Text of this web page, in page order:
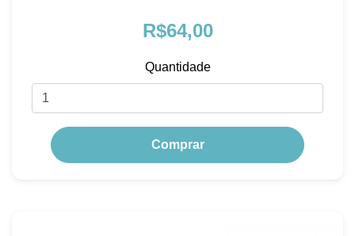
R$64,00
Quantidade
Comprar